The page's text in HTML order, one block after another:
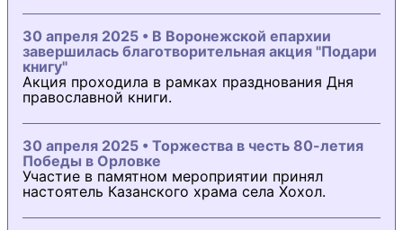
30 апреля 2025 • В Воронежской епархии
завершилась благотворительная акция "Подари
книгу"
Акция проходила в рамках празднования Дня
православной книги.
30 апреля 2025 • Торжества в честь 80-летия
Победы в Орловке
Участие в памятном мероприятии принял
настоятель Казанского храма села Хохол.